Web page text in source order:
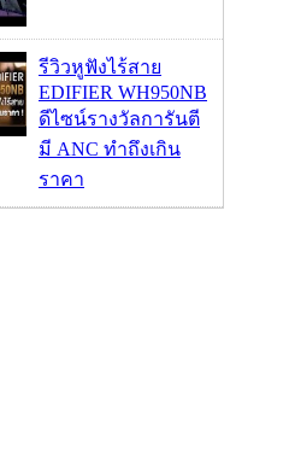
รีวิวหูฟังไร้สาย
EDIFIER WH950NB
ดีไซน์รางวัลการันตี
มี ANC ทำถึงเกิน
ราคา